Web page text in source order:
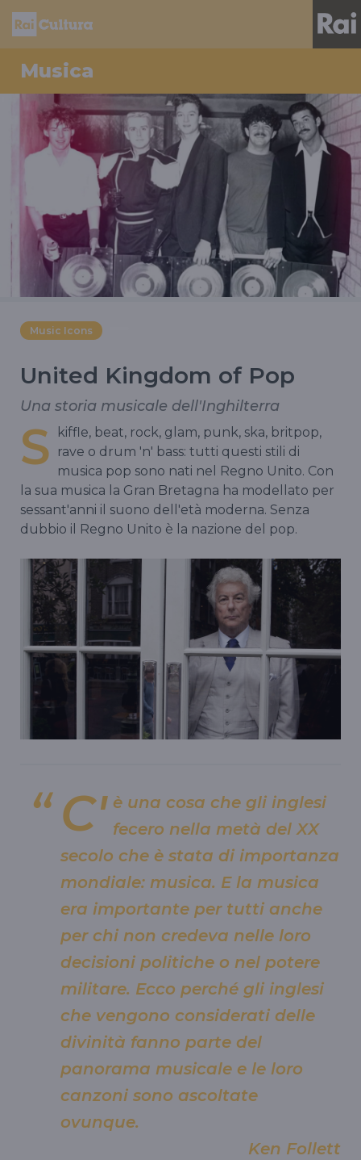
Musica
Music Icons
United Kingdom of Pop
Una storia musicale dell'Inghilterra
S
kiffle, beat, rock, glam, punk, ska, britpop,
rave o drum 'n' bass: tutti questi stili di
musica pop sono nati nel Regno Unito. Con
la sua musica la Gran Bretagna ha modellato per
sessant'anni il suono dell'età moderna. Senza
dubbio il Regno Unito è la nazione del pop.
C' è una cosa che gli inglesi
fecero nella metà del XX
secolo che è stata di importanza
mondiale: musica. E la musica
era importante per tutti anche
per chi non credeva nelle loro
decisioni politiche o nel potere
militare. Ecco perché gli inglesi
che vengono considerati delle
divinità fanno parte del
panorama musicale e le loro
canzoni sono ascoltate
ovunque.
Ken Follett